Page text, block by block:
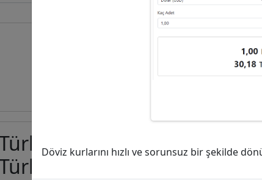
Türk Lirası (TL)
Lirası (TL) kaç Euro
Lirası Euro (EUR)
Döviz kurlarını hızlı ve sorunsuz bir şekilde